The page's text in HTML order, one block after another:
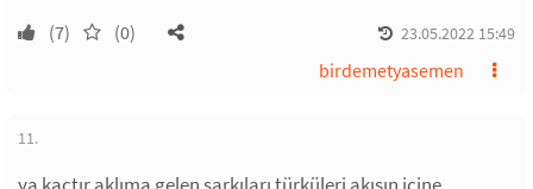
(7) (0) 23.05.2022 15:49
birdemetyasemen
11.